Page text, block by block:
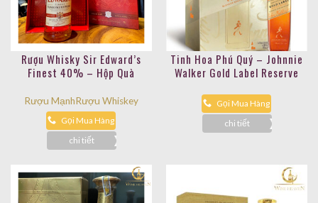
Rượu Whisky Sir Edward’s
Finest 40% – Hộp Quà
Rượu MạnhRượu Whiskey
Gọi Mua Hàng
chi tiết
Tinh Hoa Phú Quý – Johnnie
Walker Gold Label Reserve
Gọi Mua Hàng
chi tiết